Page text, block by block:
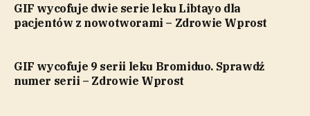
GIF wycofuje dwie serie leku Libtayo dla
pacjentów z nowotworami – Zdrowie Wprost
GIF wycofuje 9 serii leku Bromiduo. Sprawdź
numer serii – Zdrowie Wprost